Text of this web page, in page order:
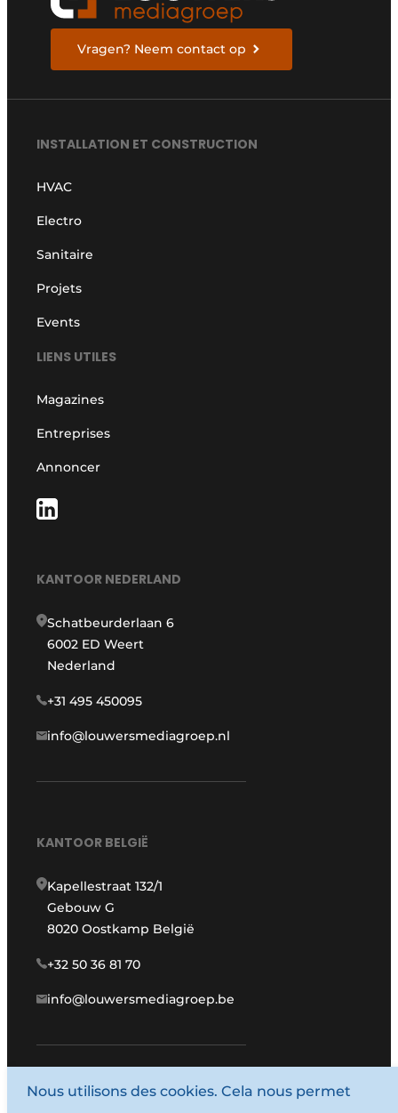
Vragen? Neem contact op
INSTALLATION ET CONSTRUCTION
HVAC
Electro
Sanitaire
Projets
Events
LIENS UTILES
Magazines
Entreprises
Annoncer
KANTOOR NEDERLAND
Schatbeurderlaan 6
6002 ED Weert
Nederland
+31 495 450095
info@louwersmediagroep.nl
KANTOOR BELGIË
Kapellestraat 132/1
Gebouw G
8020 Oostkamp België
+32 50 36 81 70
info@louwersmediagroep.be
www.louwersmediagroep.com
Nous utilisons des cookies. Cela nous permet